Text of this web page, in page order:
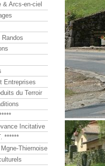
& Arcs-en-ciel
Randos
Entreprises
du Terroir
Incitative
******
Thiernoise